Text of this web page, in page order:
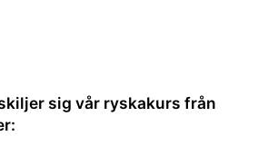
sig vår ryskakurs från